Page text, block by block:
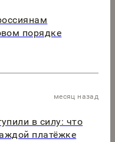
порядке
месяц назад
в силу: что
платёжке